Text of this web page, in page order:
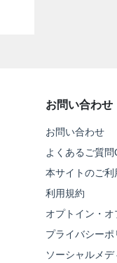
お問い合わせ
お問い合わせ
よくあるご質問
本サイトのご利
利用規約
オプトイン・オ
プライバシーポ
ソーシャルメ